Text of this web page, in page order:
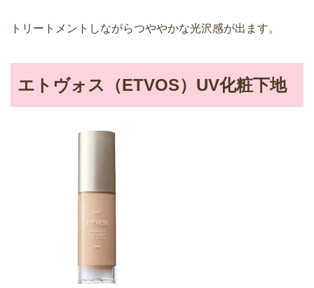
トリートメントしながらつややかな光沢感が出ます。
エトヴォス（ETVOS）UV化粧下地